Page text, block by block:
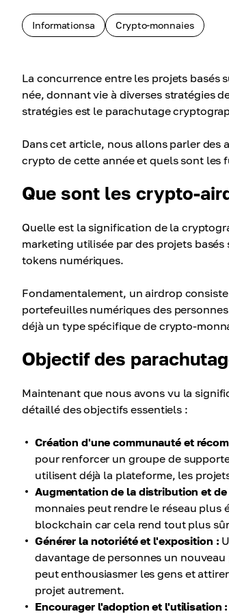
Informationsa Crypto-monnaies
La concurrence entre les projets basés
née, donnant vie à diverses stratégies
stratégies est le parachutage
Dans cet article, nous allons parler
crypto de cette année et quels sont les
Que sont les crypto-
Quelle est la signification de la
marketing utilisée par des projets
tokens numériques.
Fondamentalement, un airdrop
portefeuilles numériques des
déjà un type spécifique de crypto-
Objectif des
Maintenant que nous avons vu la
détaillé des objectifs essentiels :
Création d'une communauté et
pour renforcer un groupe de
utilisent déjà la plateforme, les
Augmentation de la distribution et
monnaies peut rendre le réseau
blockchain car cela rend tout plus
Générer la notoriété et l'exposition :
davantage de personnes un
peut enthousiasmer les gens et
projet autrement.
Encourager l'adoption et l'utilisation :